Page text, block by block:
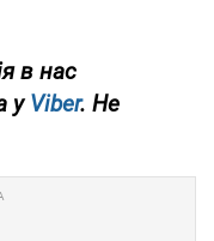
в нас
уViber. Не